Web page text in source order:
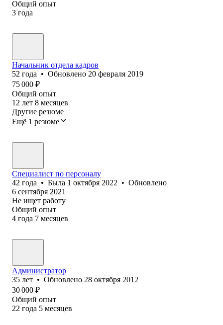
Общий опыт
3 года
Начальник отдела кадров
52 года • Обновлено 20 февраля 2019
75 000 ₽
Общий опыт
12 лет 8 месяцев
Другие резюме
Ещё 1 резюме
Специалист по персоналу
42 года • Была 1 октября 2022 • Обновлено
6 сентября 2021
Не ищет работу
Общий опыт
4 года 7 месяцев
Администратор
35 лет • Обновлено 28 октября 2012
30 000 ₽
Общий опыт
22 года 5 месяцев